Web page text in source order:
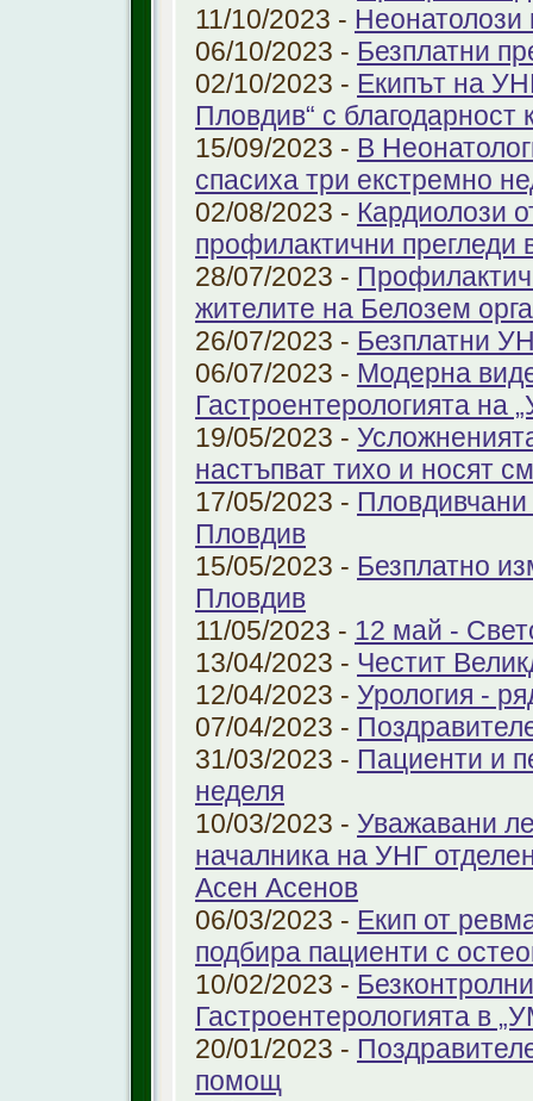
11/10/2023 -
06/10/2023 - Безплатни
02/10/2023 - Екипът на
Пловдив“ с благодарност
15/09/2023 - В
спасиха три екстремно
02/08/2023 - Кардиолози
профилактични прегледи
28/07/2023 -
жителите на Белозем
26/07/2023 - Безплатни
06/07/2023 - Модерна
Гастроентерологията на
19/05/2023 -
настъпват тихо и носят
17/05/2023 -
Пловдив
15/05/2023 - Безплатно
Пловдив
11/05/2023 - 12 май -
13/04/2023 - Честит
12/04/2023 - Урология -
07/04/2023 -
31/03/2023 - Пациенти и
неделя
10/03/2023 - Уважавани
началника на УНГ
Асен Асенов
06/03/2023 - Екип от
подбира пациенти с
10/02/2023 -
Гастроентерологията в
20/01/2023 -
помощ